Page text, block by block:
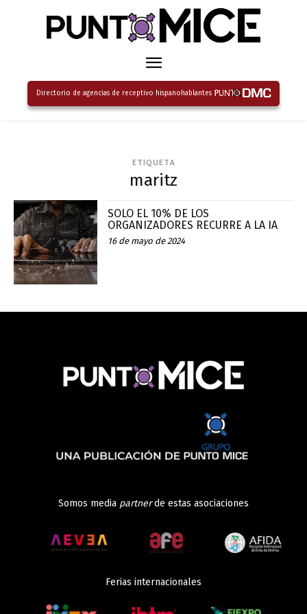
Directorio de agencias de receptivo hispanohablantes
ETIQUETA
maritz
SOLO EL 10% DE LOS
ORGANIZADORES RECURRE A LA IA
16 de mayo de 2024
Somos media partnerde estas asociaciones
Ferias internacionales